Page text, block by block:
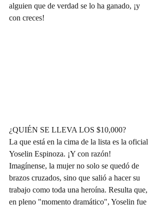
alguien que de verdad se lo ha ganado, ¡y
con creces!
¿QUIÉN SE LLEVA LOS $10,000?
La que está en la cima de la lista es la oficial
Yoselin Espinoza. ¡Y con razón!
Imagínense, la mujer no solo se quedó de
brazos cruzados, sino que salió a hacer su
trabajo como toda una heroína. Resulta que,
en pleno "momento dramático", Yoselin fue